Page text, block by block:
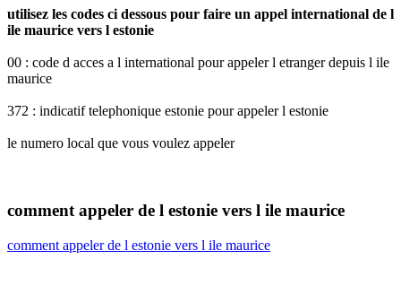
utilisez les codes ci dessous pour faire un appel international de l
ile maurice vers l estonie
00 : code d acces a l international pour appeler l etranger depuis l ile
maurice
372 : indicatif telephonique estonie pour appeler l estonie
le numero local que vous voulez appeler
comment appeler de l estonie vers l ile maurice
comment appeler de l estonie vers l ile maurice